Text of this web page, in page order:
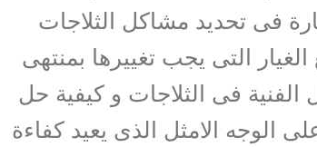
فى تحديد مشاكل الثلاجات
التى يجب تغييرها بمنتهى
فى الثلاجات و كيفية حل
الوجه الامثل الذى يعيد كفاءة